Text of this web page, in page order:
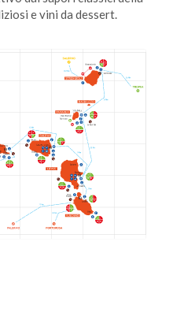
e vini da dessert.